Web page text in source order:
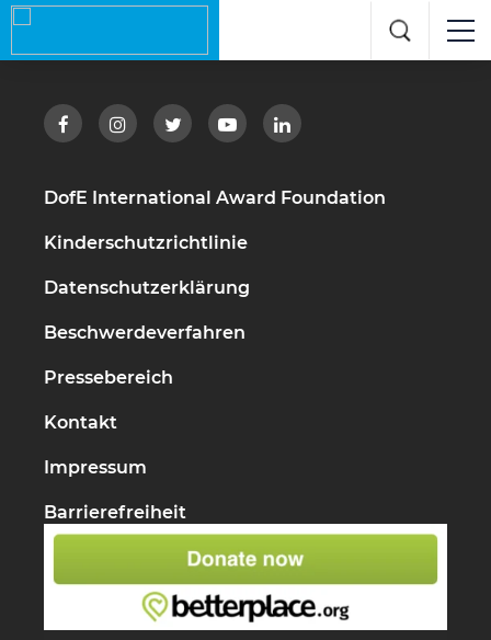
DofE International Award Foundation
Kinderschutzrichtlinie
Datenschutzerklärung
Beschwerdeverfahren
Pressebereich
Kontakt
Impressum
Barrierefreiheit